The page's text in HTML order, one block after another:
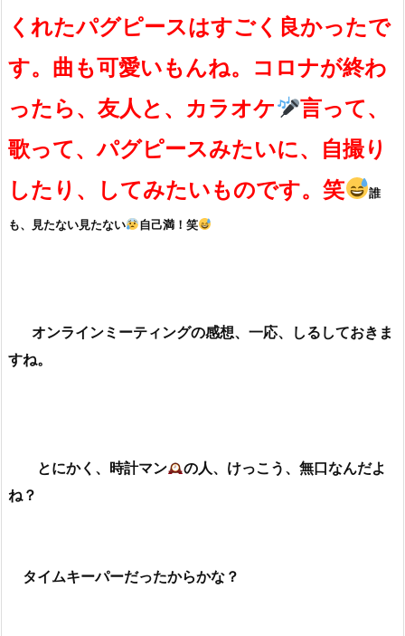
くれたパグピースはすごく良かったで
す。曲も可愛いもんね。コロナが終わ
ったら、友人と、カラオケ
言って、
歌って、パグピースみたいに、自撮り
したり、してみたいものです。笑
誰
も、見たない見たない 自己満！笑
オンラインミーティングの感想、一応、しるしておきま
すね。
とにかく、時計マン
の人、けっこう、無口なんだよ
ね？
タイムキーパーだったからかな？